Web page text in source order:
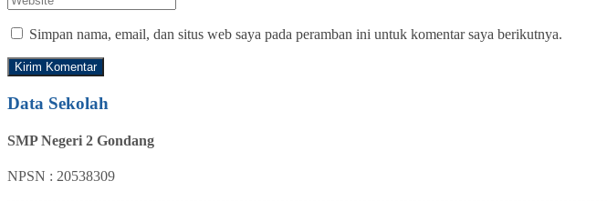
Simpan nama, email, dan situs web saya pada peramban ini untuk komentar saya berikutnya.
Data Sekolah
SMP Negeri 2 Gondang
NPSN : 20538309